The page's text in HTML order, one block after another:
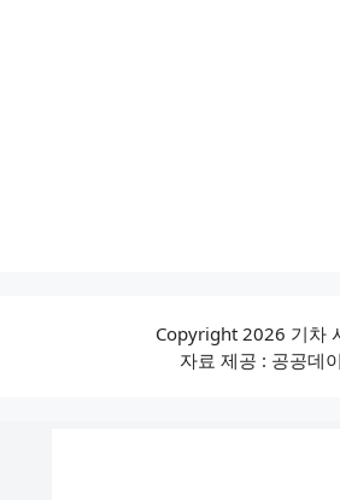
Copyright 2026 기차
자료 제공 : 공공데